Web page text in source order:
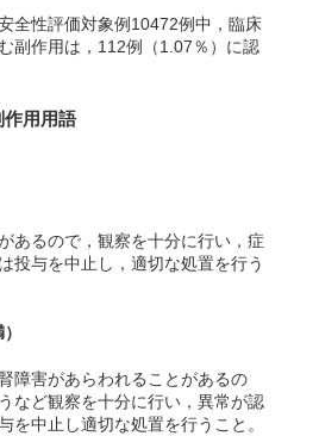
全性評価対象例10472例中，臨床
副作用は，112例（1.07％）に認
作用用語
あるので，観察を十分に行い，症
投与を中止し，適切な処置を行う
障害があらわれることがあるの
など観察を十分に行い，異常が認
を中止し適切な処置を行うこと。